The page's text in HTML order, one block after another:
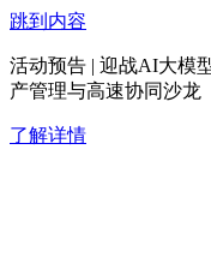
跳到内容
活动预告 | 迎战AI大模
产管理与高速协同沙龙
了解详情